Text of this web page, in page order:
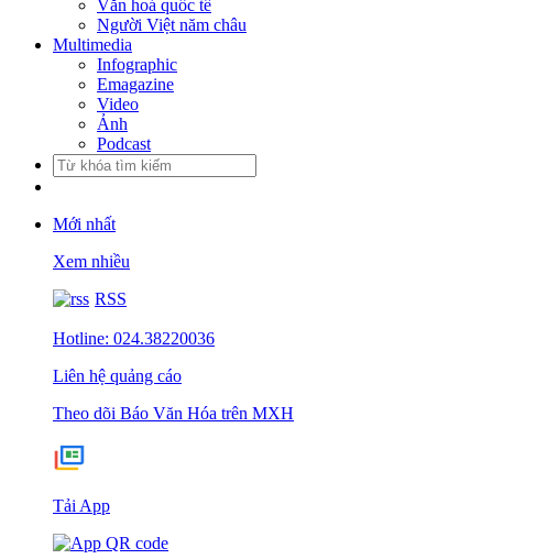
Văn hoá quốc tế
Người Việt năm châu
Multimedia
Infographic
Emagazine
Video
Ảnh
Podcast
Mới nhất
Xem nhiều
RSS
Hotline: 024.38220036
Liên hệ quảng cáo
Theo dõi Báo Văn Hóa trên MXH
Tải App